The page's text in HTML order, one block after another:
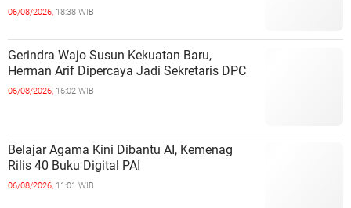
06/08/2026, 18:38 WIB
Gerindra Wajo Susun Kekuatan Baru,
Herman Arif Dipercaya Jadi Sekretaris DPC
06/08/2026, 16:02 WIB
Belajar Agama Kini Dibantu AI, Kemenag
Rilis 40 Buku Digital PAI
06/08/2026, 11:01 WIB